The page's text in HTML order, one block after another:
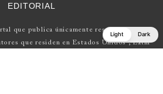
EDITORIAL
que publica únicamente reseñas de obras
que residen en Estados Unidos , Latin
Light Dark